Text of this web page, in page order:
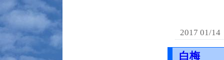
2017 01/14
白梅